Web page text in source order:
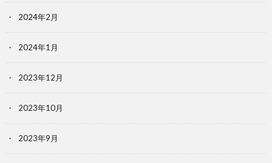
2024年2月
2024年1月
2023年12月
2023年10月
2023年9月